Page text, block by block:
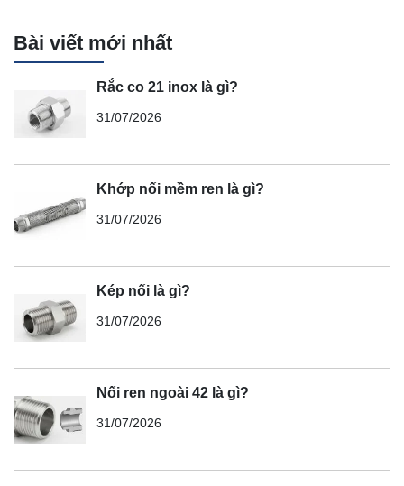
Bài viết mới nhất
Rắc co 21 inox là gì?
31/07/2026
Khớp nối mềm ren là gì?
31/07/2026
Kép nối là gì?
31/07/2026
Nối ren ngoài 42 là gì?
31/07/2026